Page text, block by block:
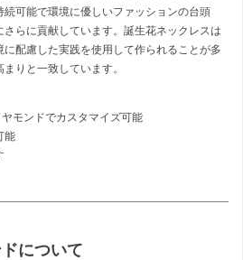
可能で環境に優しいファッションの台頭
らに貢献しています。誕生花ネックレスは
配慮した実践を使用して作られることが多
りと一致しています。
モンドでカスタマイズ可能
能
について